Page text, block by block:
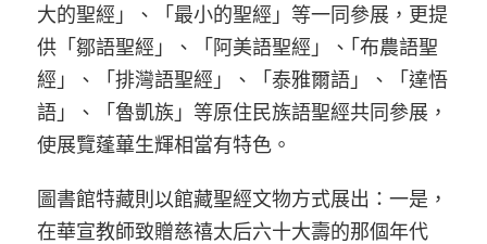
大的聖經」、「最小的聖經」等一同參展，更提
供「鄒語聖經」、「阿美語聖經」、｢布農語聖
經」、「排灣語聖經」、「泰雅爾語」、「達悟
語」、「魯凱族」等原住民族語聖經共同參展，
使展覽蓬蓽生輝相當有特色。
圖書館特藏則以館藏聖經文物方式展出：一是，
在華宣教師致贈慈禧太后六十大壽的那個年代